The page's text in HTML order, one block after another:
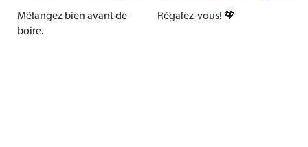
Mélangez bien avant de
boire.
Régalez-vous! 🧡